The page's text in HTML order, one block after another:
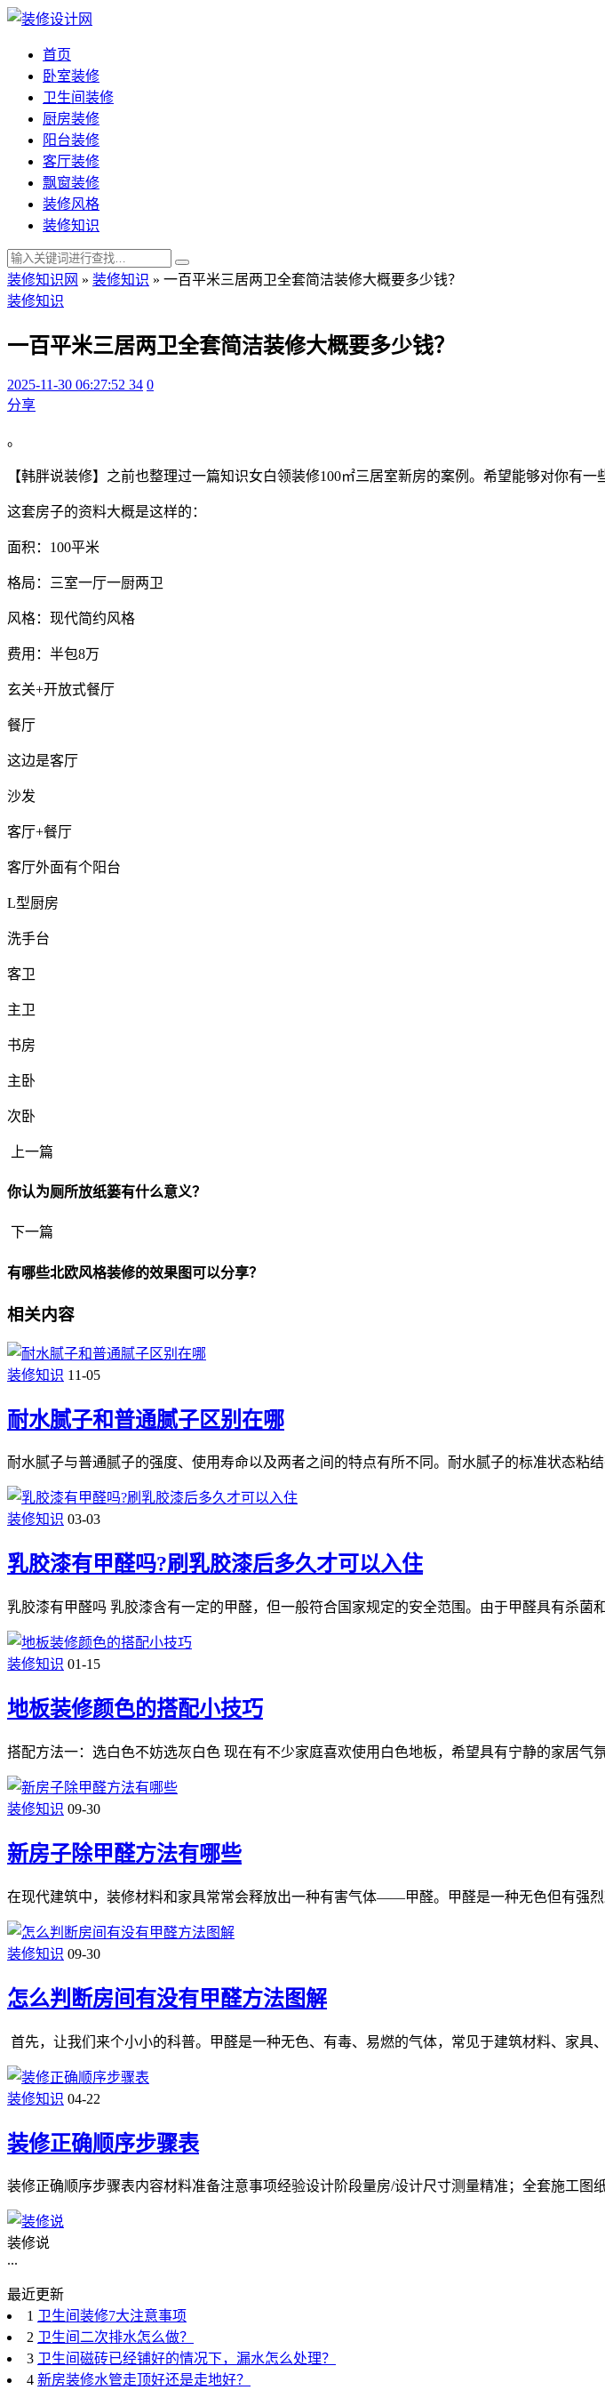
首页
卧室装修
卫生间装修
厨房装修
阳台装修
客厅装修
飘窗装修
装修风格
装修知识
装修知识网 » 装修知识 » 一百平米三居两卫全套简洁装修大概要多少钱？
装修知识
一百平米三居两卫全套简洁装修大概要多少钱？
2025-11-30 06:27:52 34 0
分享
。
【韩胖说装修】之前也整理过一篇知识女白领装修100㎡三居室新房的案例。希望能够对你有一
这套房子的资料大概是这样的：
面积：100平米
格局：三室一厅一厨两卫
风格：现代简约风格
费用：半包8万
玄关+开放式餐厅
餐厅
这边是客厅
沙发
客厅+餐厅
客厅外面有个阳台
L型厨房
洗手台
客卫
主卫
书房
主卧
次卧
上一篇
你认为厕所放纸篓有什么意义？
下一篇
有哪些北欧风格装修的效果图可以分享？
相关内容
装修知识 11-05
耐水腻子和普通腻子区别在哪
耐水腻子与普通腻子的强度、使用寿命以及两者之间的特点有所不同。耐水腻子的标准状态
装修知识 03-03
乳胶漆有甲醛吗?刷乳胶漆后多久才可以入住
乳胶漆有甲醛吗 乳胶漆含有一定的甲醛，但一般符合国家规定的安全范围。由于甲醛具有杀
装修知识 01-15
地板装修颜色的搭配小技巧
搭配方法一：选白色不妨选灰白色 现在有不少家庭喜欢使用白色地板，希望具有宁静的家居
装修知识 09-30
新房子除甲醛方法有哪些
在现代建筑中，装修材料和家具常常会释放出一种有害气体——甲醛。甲醛是一种无色但有强
装修知识 09-30
怎么判断房间有没有甲醛方法图解
首先，让我们来个小小的科普。甲醛是一种无色、有毒、易燃的气体，常见于建筑材料、家
装修知识 04-22
装修正确顺序步骤表
装修正确顺序步骤表内容材料准备注意事项经验设计阶段量房/设计尺寸测量精准；全套施工
装修说
...
最近更新
1
卫生间装修7大注意事项
2
卫生间二次排水怎么做？
3
卫生间磁砖已经铺好的情况下，漏水怎么处理？
4 新房装修水管走顶好还是走地好？